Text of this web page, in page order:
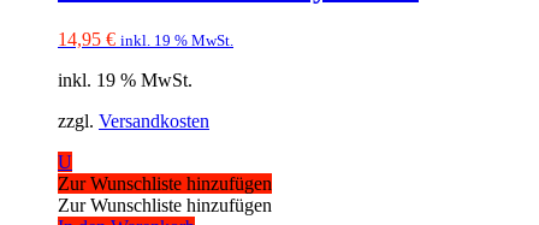
14,95 € inkl. 19 % MwSt.
inkl. 19 % MwSt.
zzgl. Versandkosten
U
Zur Wunschliste hinzufügen
Zur Wunschliste hinzufügen